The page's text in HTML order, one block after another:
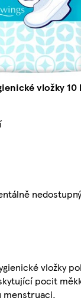
vložky 10
vložky
pocit
menstruaci.